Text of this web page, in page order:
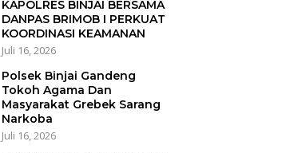
KAPOLRES BINJAI BERSAMA
DANPAS BRIMOB I PERKUAT
KOORDINASI KEAMANAN
Juli 16, 2026
Polsek Binjai Gandeng
Tokoh Agama Dan
Masyarakat Grebek Sarang
Narkoba
Juli 16, 2026